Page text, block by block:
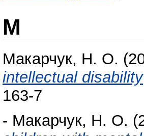
М
Макарчук, Н. О.
intellectual disability
163-7
- Макарчук, Н. О.